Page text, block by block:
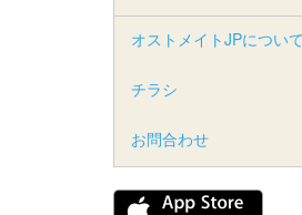
オストメイトJPについて
チラシ
お問合わせ